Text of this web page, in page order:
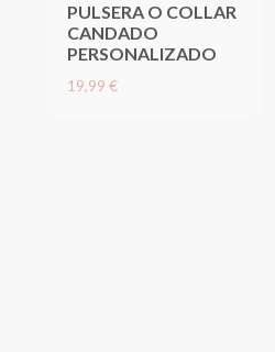
PULSERA O COLLAR
CANDADO
PERSONALIZADO
19,99 €